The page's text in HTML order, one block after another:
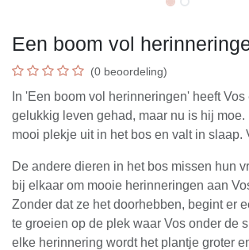
Een boom vol
(0 beoordeling)
In 'Een boom vol herinneringen' heeft
gelukkig leven gehad, maar nu is hij moe.
mooi plekje uit in het bos en valt in slaap.
De andere dieren in het bos missen hun
bij elkaar om mooie herinneringen aan
Zonder dat ze het doorhebben, begint er
te groeien op de plek waar Vos onder de
elke herinnering wordt het plantje groter